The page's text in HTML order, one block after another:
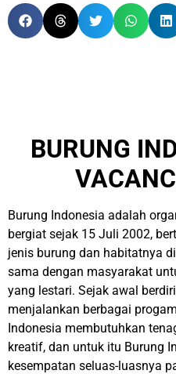
BURUNG
Burung Indonesia adalah
bergiat sejak 15 Juli 2002,
jenis burung dan habitatnya
sama dengan masyarakat
yang lestari. Sejak awal
menjalankan berbagai
Indonesia membutuhkan
kreatif, dan untuk itu Burung
kesempatan seluas-luasnya